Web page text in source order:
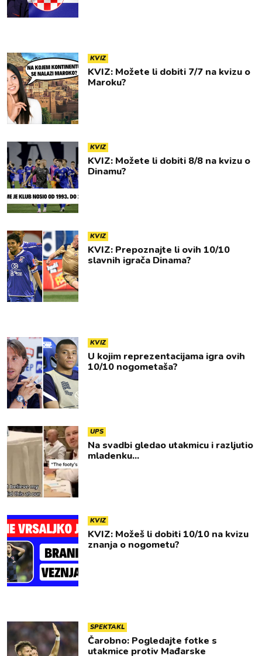
KVIZ
KVIZ: Možete li dobiti 7/7 na kvizu o
Maroku?
KVIZ
KVIZ: Možete li dobiti 8/8 na kvizu o
Dinamu?
KVIZ
KVIZ: Prepoznajte li ovih 10/10
slavnih igrača Dinama?
KVIZ
U kojim reprezentacijama igra ovih
10/10 nogometaša?
UPS
Na svadbi gledao utakmicu i razljutio
mladenku...
KVIZ
KVIZ: Možeš li dobiti 10/10 na kvizu
znanja o nogometu?
SPEKTAKL
Čarobno: Pogledajte fotke s
utakmice protiv Mađarske